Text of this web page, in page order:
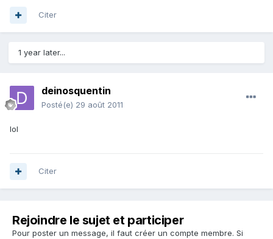
Citer
1 year later...
deinosquentin
Posté(e) 29 août 2011
lol
Citer
Rejoindre le sujet et participer
Pour poster un message, il faut créer un compte membre. Si